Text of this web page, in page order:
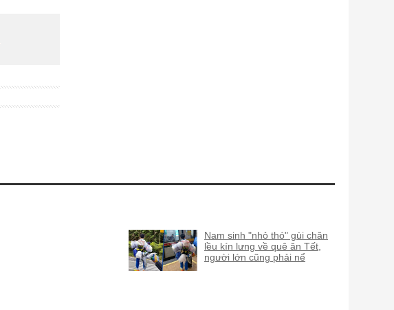
Nam sinh "nhỏ thó" gùi chăn
lều kín lưng về quê ăn Tết,
người lớn cũng phải nể